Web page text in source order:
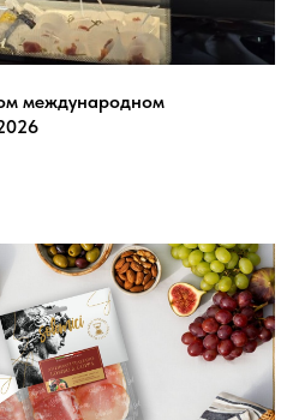
международном